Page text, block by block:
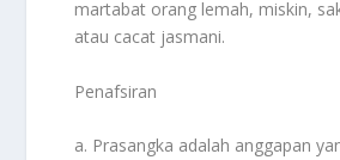
martabat orang lemah, miskin,
atau cacat jasmani.
Penafsiran
a. Prasangka adalah anggapan